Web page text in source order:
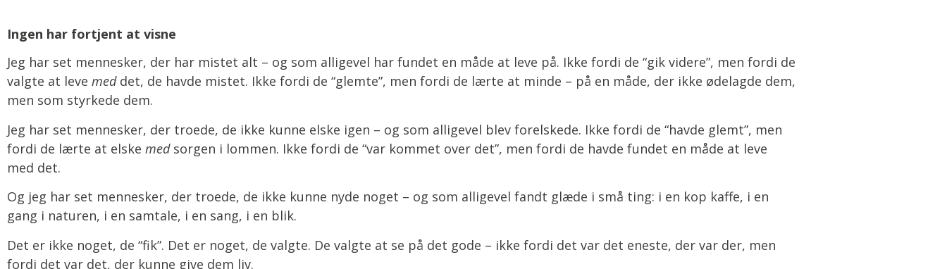
Ingen har fortjent at visne
Jeg har set mennesker, der har mistet alt – og som alligevel har fundet en måde at leve på. Ikke fordi de “gik videre”, men fordi de
valgte at leve meddet, de havde mistet. Ikke fordi de “glemte”, men fordi de lærte at minde – på en måde, der ikke ødelagde dem,
men som styrkede dem.
Jeg har set mennesker, der troede, de ikke kunne elske igen – og som alligevel blev forelskede. Ikke fordi de “havde glemt”, men
fordi de lærte at elske medsorgen i lommen. Ikke fordi de “var kommet over det”, men fordi de havde fundet en måde at leve
med det.
Og jeg har set mennesker, der troede, de ikke kunne nyde noget – og som alligevel fandt glæde i små ting: i en kop kaffe, i en
gang i naturen, i en samtale, i en sang, i en blik.
Det er ikke noget, de “fik”. Det er noget, de valgte. De valgte at se på det gode – ikke fordi det var det eneste, der var der, men
fordi det var det, der kunne give dem liv.